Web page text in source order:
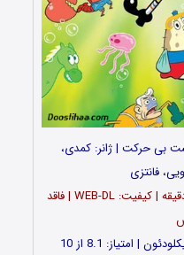
بی حرکت | ژانر: کمدی،
فانتزی
زبان: دوبله فارسی | مدت زمان: 11 دقیقه | کیفیت: WEB-DL | فاقد
| امتیاز: 8.1 از 10